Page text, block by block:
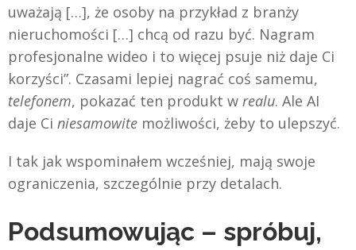
uważają […], że osoby na przykład z branży
nieruchomości […] chcą od razu być. Nagram
profesjonalne wideo i to więcej psuje niż daje Ci
korzyści”. Czasami lepiej nagrać coś samemu,
telefonem, pokazać ten produkt w realu. Ale AI
daje Ci niesamowite możliwości, żeby to ulepszyć.
I tak jak wspominałem wcześniej, mają swoje
ograniczenia, szczególnie przy detalach.
Podsumowując – spróbuj,